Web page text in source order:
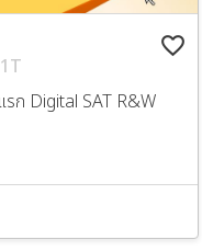
favorite_border
รก Digital SAT R&W